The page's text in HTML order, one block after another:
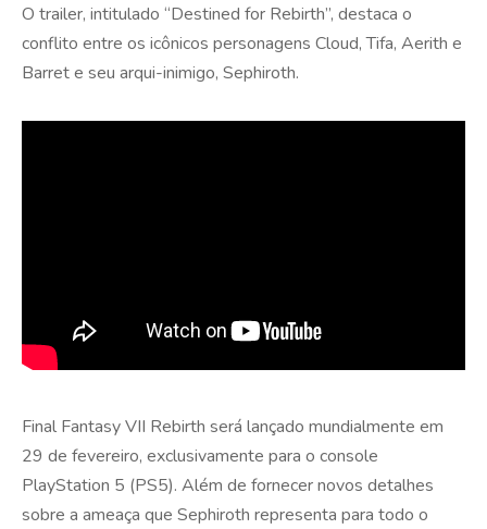
O trailer, intitulado “Destined for Rebirth”, destaca o
conflito entre os icônicos personagens Cloud, Tifa, Aerith e
Barret e seu arqui-inimigo, Sephiroth.
Final Fantasy VII Rebirth será lançado mundialmente em
29 de fevereiro, exclusivamente para o console
PlayStation 5 (PS5). Além de fornecer novos detalhes
sobre a ameaça que Sephiroth representa para todo o